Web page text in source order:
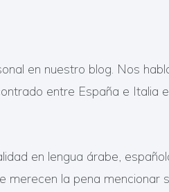
en nuestro blog. Nos
entre España e Italia
en lengua árabe,
la pena mencionar